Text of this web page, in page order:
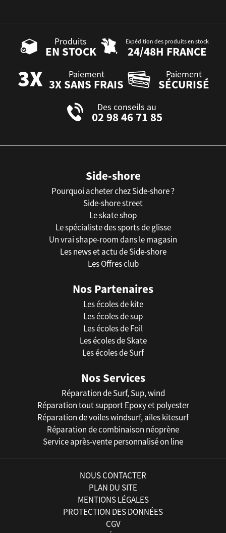
Produits
EN STOCK
Expédition des produits en stock
24/48H FRANCE
Paiement
3X SANS FRAIS
Paiement
SÉCURISÉ
Des conseils au
02 98 46 71 85
Side-shore
Pourquoi acheter chez Side-shore ?
Side-shore street
Le skate shop
Le spécialiste des sports de glisse
Un vrai shape-room dans le magasin
Les news et actu de Side-shore
Les Offres club
Nos Partenaires
Les écoles de kite
Les écoles de sup
Les écoles de Foil
Les écoles de Skate
Les écoles de Surf
Nos Services
Réparation de Surf, Sup, wind
Réparation tout support Epoxy et polyester
Réparation de voiles windsurf, ailes kitesurf
Réparation de combinaison néoprène
Service après-vente personnalisé on line
NOUS CONTACTER
PLAN DU SITE
MENTIONS LÉGALES
PROTECTION DES DONNÉES
CGV